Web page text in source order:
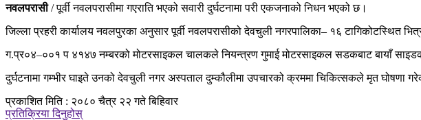
नवलपरासी/ पूर्वी नवलपरासीमा गएराति भएको सवारी दुर्घटनामा परी एकजनाको निधन भएको छ।
जिल्ला प्रहरी कार्यालय नवलपुरका अनुसार पूर्वी नवलपरासीको देवचुली नगरपालिका– १६ टागिकोटस्थित
ग.प्र‍‍०४–००१ प ४१४७ नम्बरको मोटरसाइकल चालकले नियन्त्रण गुमाई मोटरसाइकल सडकबाट बायाँ
दुर्घटनामा गम्भीर घाइते उनको देवचुली नगर अस्पताल दुम्कौलीमा उपचारको क्रममा चिकित्सकले मृत घोषणा
प्रकाशित मिति : २०८० चैत्र २२ गते बिहिवार
प्रतिक्रिया दिनुहोस्